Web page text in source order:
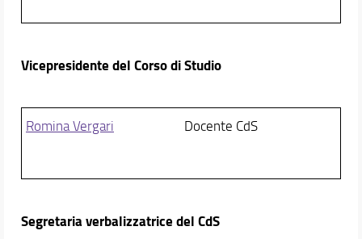
Studenti con disabilità o DSA
Incontri con la cultura
Verbali e documentazione CdS
Didattica
Docenti
Orario e calendari
Vicepresidente del Corso di Studio
Romina Vergari Docente CdS
Segretaria verbalizzatrice del CdS